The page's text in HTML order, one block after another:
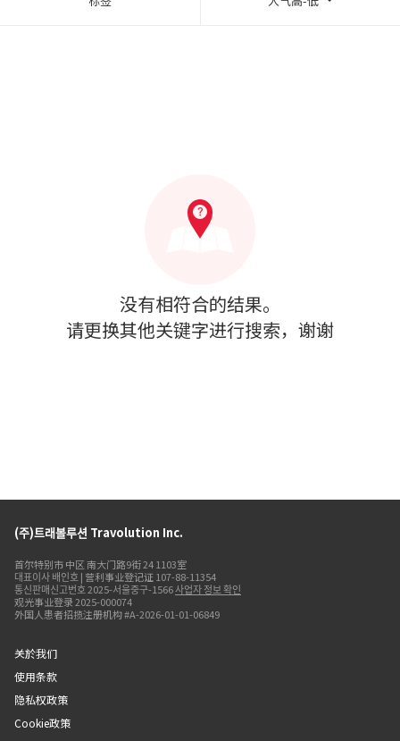
没有相符合的结果。
请更换其他关键字进行搜索，谢谢
(주)트래볼루션 Travolution Inc.
首尔特别市 中区 南大门路9街 24 1103室
대표이사 배인호 | 营利事业登记证 107-88-11354
통신판매신고번호 2025-서울중구-1566사업자 정보 확인
观光事业登录 2025-000074
外国人患者招揽注册机构 #A-2026-01-01-06849
关於我们
使用条款
隐私权政策
Cookie政策